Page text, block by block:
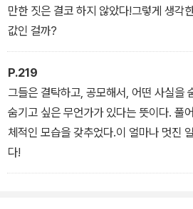
만한 짓은 결코 하지 않았다!그렇게 생각
값인 걸까?
P.219
그들은 결탁하고, 공모해서, 어떤 사실을
숨기고 싶은 무언가가 있다는 뜻이다. 풀
체적인 모습을 갖추었다.이 얼마나 멋진
다!